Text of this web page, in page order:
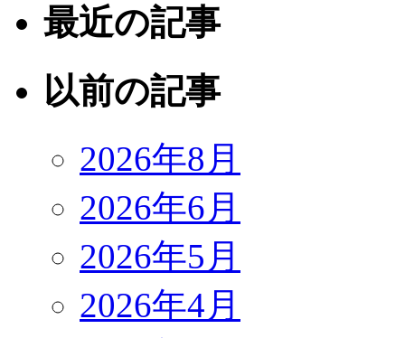
最近の記事
以前の記事
2026年8月
2026年6月
2026年5月
2026年4月